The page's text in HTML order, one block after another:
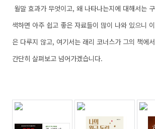
월말 효과가 무엇이고, 왜 나타나는지에 대해서는
색하면 아주 쉽고 좋은 자료들이 많이 나와 있으니
은 다루지 않고, 여기서는 래리 코너스가 그의 책에
간단히 살펴보고 넘어가겠습니다.